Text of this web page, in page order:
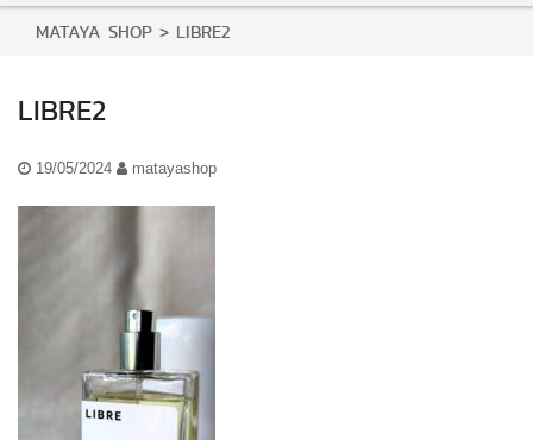
navigation
MATAYA SHOP > LIBRE2
LIBRE2
19/05/2024 matayashop